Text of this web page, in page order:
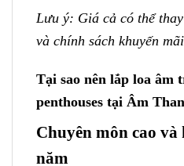
Lưu ý: Giá cả có thể
và chính sách khuyến
Tại sao nên lắp loa âm
penthouses tại Âm
Chuyên môn cao
năm